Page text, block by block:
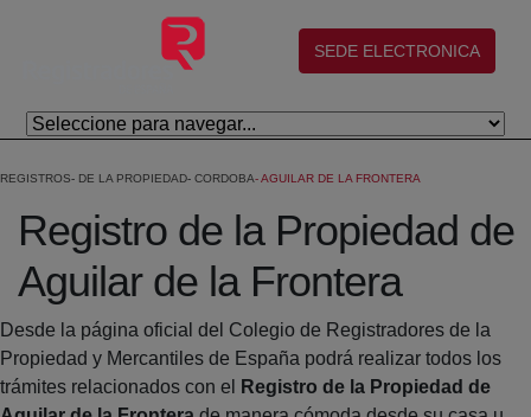
Salta al contingut principal
(abre en nueva ventana)
SEDE ELECTRONICA
REGISTROS DE LA PROPIEDAD CORDOBA AGUILAR DE LA FRONTERA
Registro de la Propiedad de
Aguilar de la Frontera
Desde la página oficial del Colegio de Registradores de la
Propiedad y Mercantiles de España podrá realizar todos los
trámites relacionados con el
Registro de la Propiedad de